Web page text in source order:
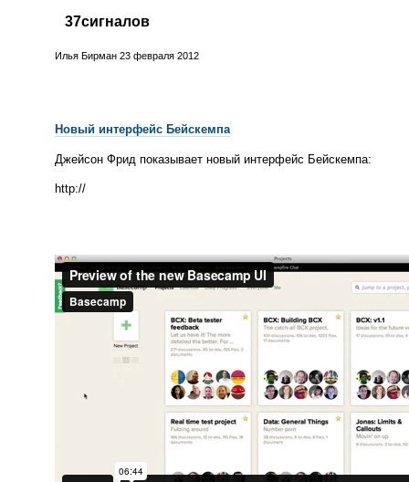
37сигналов
Илья Бирман 23 февраля 2012
Новый интерфейс Бейскемпа
Джейсон Фрид показывает новый интерфейс Бейскемпа:
http://